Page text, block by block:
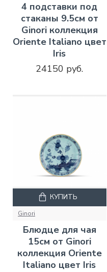
4 подставки под
стаканы 9.5см от
Ginori коллекция
Oriente Italiano цвет
Iris
24150 руб.
Ginori
Блюдце для чая
15см от Ginori
коллекция Oriente
Italiano цвет Iris
КУПИТЬ